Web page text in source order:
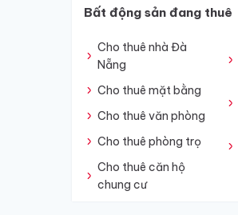
Bất động sản đang thuê
Cho thuê nhà Đà
Nẵng
Cho thuê mặt bằng
Cho thuê văn phòng
Cho thuê phòng trọ
Cho thuê căn hộ
chung cư